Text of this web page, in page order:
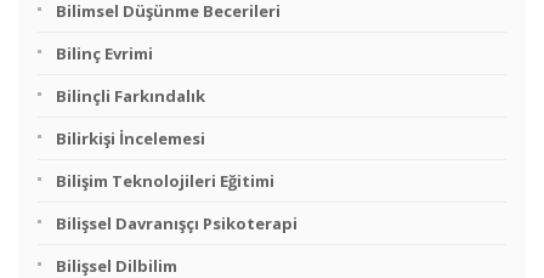
Bilimsel Düşünme Becerileri
Bilinç Evrimi
Bilinçli Farkındalık
Bilirkişi İncelemesi
Bilişim Teknolojileri Eğitimi
Bilişsel Davranışçı Psikoterapi
Bilişsel Dilbilim